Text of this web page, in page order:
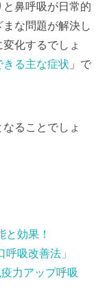
鼻呼吸が日常的
な問題が解決し
化するでしょ
る主な症状 」で
ることでしょ
効果！
吸改善法」
力アップ呼吸